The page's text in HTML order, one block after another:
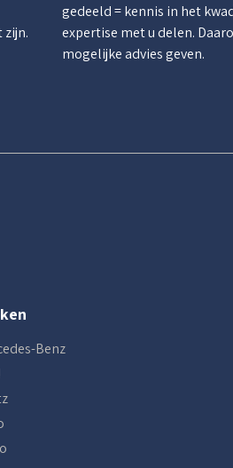
gedeeld = kennis in het
expertise met u delen.
mogelijke advies geven.
Benz